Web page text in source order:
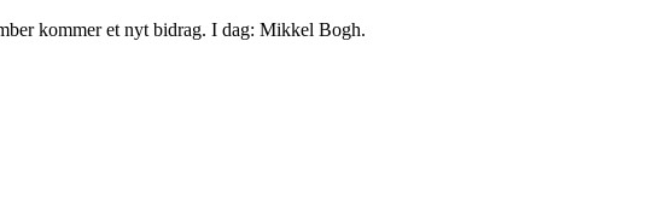
kommer et nyt bidrag. I dag: Mikkel Bogh.